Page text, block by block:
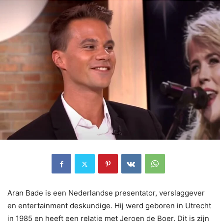
Aran Bade is een Nederlandse presentator, verslaggever
en entertainment deskundige. Hij werd geboren in Utrecht
in 1985 en heeft een relatie met Jeroen de Boer. Dit is zijn